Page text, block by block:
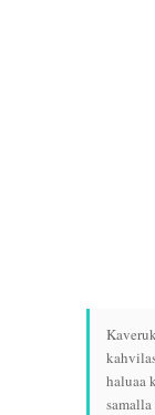
haluaa